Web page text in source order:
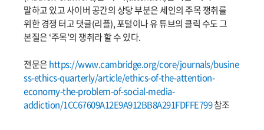
말하고 있고 사이버 공간의 상당 부분은 세인의 주목 쟁취를
위한 경쟁 터고 댓글(리플), 포털이나 유 튜브의 클릭 수도 그
본질은 ‘주목’의 쟁취라 할 수 있다.
전문은https://www.cambridge.org/core/journals/busine
ss-ethics-quarterly/article/ethics-of-the-attention-
economy-the-problem-of-social-media-
addiction/1CC67609A12E9A912BB8A291FDFFE799참조